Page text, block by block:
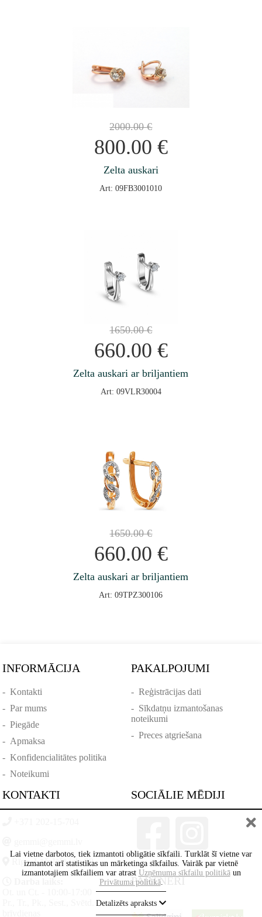
2000.00€
800.00 €
Zelta auskari
Art: 09FB3001010
1650.00€
660.00 €
Zelta auskari ar briljantiem
Art: 09VLR30004
1650.00€
660.00 €
Zelta auskari ar briljantiem
Art: 09TPZ300106
INFORMĀCIJA
-Kontakti
-Par mums
-Piegāde
- Apmaksa
-Konfidencialitātes politika
-Noteikumi
PAKALPOJUMI
- Reģistrācijas dati
- Sīkdatņu izmantošanas
noteikumi
- Preces atgriešana
KONTAKTI
Rīga, Lāčplēšā iela 88
Pr., Tr., Pk., Sest., Svētd. -
SOCIĀLIE MĒDIJI
PARTNERI
Lai vietne darbotos, tiek izmantoti obligātie sīkfaili. Turklāt šī vietne var
izmantot arī statistikas un mārketinga sīkfailus. Vairāk par vietnē
izmantotajiem sīkfailiem var atrast Uzņēmuma sīkfailu politikāun
Privātuma politikā.
Detalizēts apraksts